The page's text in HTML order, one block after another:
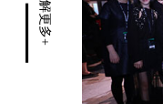
了解更多+